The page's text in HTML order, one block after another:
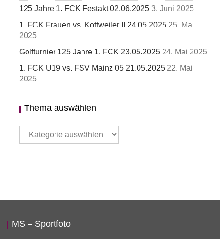
125 Jahre 1. FCK Festakt 02.06.2025 3. Juni 2025
1. FCK Frauen vs. Kottweiler II 24.05.2025 25. Mai
2025
Golfturnier 125 Jahre 1. FCK 23.05.2025 24. Mai 2025
1. FCK U19 vs. FSV Mainz 05 21.05.2025 22. Mai
2025
Thema auswählen
Thema
auswählen
MS – Sportfoto